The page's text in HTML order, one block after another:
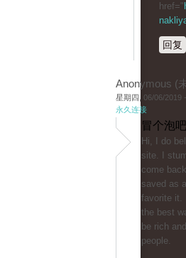
href="
回复
Anonymous (
星期四, 06/06/2019
永久连接
冒个泡
Hi, I do
site. I
come
saved as a
favorite it.
the best
be rich
people.